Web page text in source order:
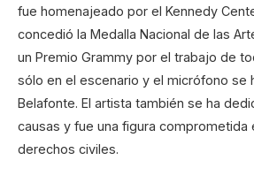
fue homenajeado por el Kennedy
concedió la Medalla Nacional de las
un Premio Grammy por el trabajo de
sólo en el escenario y el micrófono se
Belafonte. El artista también se ha
causas y fue una figura comprometida
derechos civiles.